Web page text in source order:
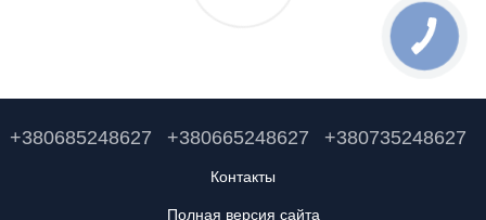
+380685248627 +380665248627 +380735248627
Контакты
Полная версия сайта